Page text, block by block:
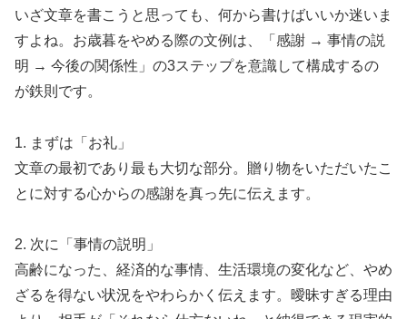
いざ文章を書こうと思っても、何から書けばいいか迷いま
すよね。お歳暮をやめる際の文例は、「感謝 → 事情の説
明 → 今後の関係性」の3ステップを意識して構成するの
が鉄則です。
1. まずは「お礼」
文章の最初であり最も大切な部分。贈り物をいただいたこ
とに対する心からの感謝を真っ先に伝えます。
2. 次に「事情の説明」
高齢になった、経済的な事情、生活環境の変化など、やめ
ざるを得ない状況をやわらかく伝えます。曖昧すぎる理由